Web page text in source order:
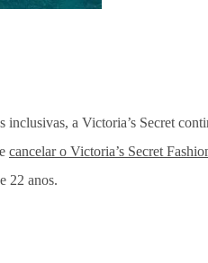
a Victoria’s Secret
cancelar o Victoria’s Secret
22 anos.